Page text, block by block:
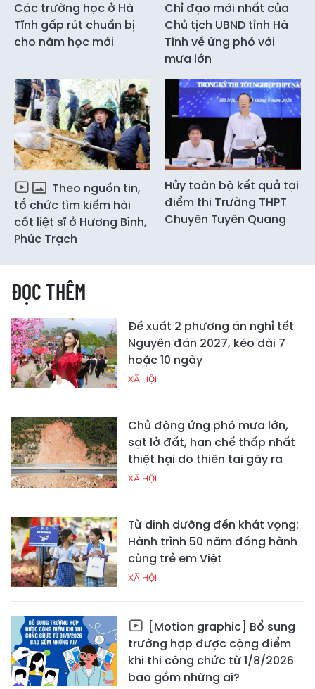
Các trường học ở Hà
Tĩnh gấp rút chuẩn bị
cho năm học mới
Chỉ đạo mới nhất của
Chủ tịch UBND tỉnh Hà
Tĩnh về ứng phó với
mưa lớn
Theo nguồn tin,
tổ chức tìm kiếm hài
cốt liệt sĩ ở Hương Bình,
Phúc Trạch
Hủy toàn bộ kết quả tại
điểm thi Trường THPT
Chuyên Tuyên Quang
ĐỌC THÊM
Đề xuất 2 phương án nghỉ tết
Nguyên đán 2027, kéo dài 7
hoặc 10 ngày
XÃ HỘI
Chủ động ứng phó mưa lớn,
sạt lở đất, hạn chế thấp nhất
thiệt hại do thiên tai gây ra
XÃ HỘI
Từ dinh dưỡng đến khát vọng:
Hành trình 50 năm đồng hành
cùng trẻ em Việt
XÃ HỘI
[Motion graphic] Bổ sung
trường hợp được cộng điểm
khi thi công chức từ 1/8/2026
bao gồm những ai?